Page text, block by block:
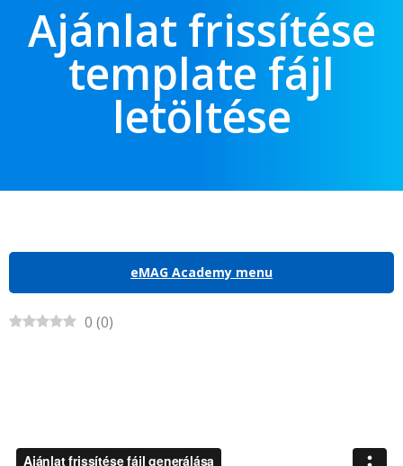
Ajánlat frissítése
template fájl
letöltése
eMAG Academy menu
0 (0)